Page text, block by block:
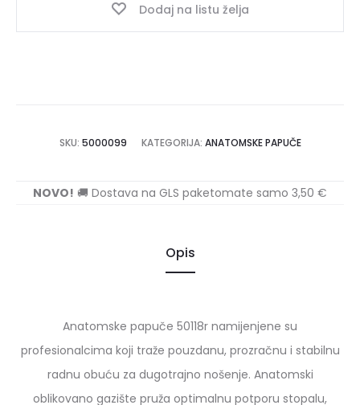
Dodaj na listu želja
SKU: 5000099 KATEGORIJA: ANATOMSKE PAPUČE
NOVO! 🚚 Dostava na GLS paketomate samo 3,50 €
Opis
Anatomske papuče 50118r namijenjene su
profesionalcima koji traže pouzdanu, prozračnu i stabilnu
radnu obuću za dugotrajno nošenje. Anatomski
oblikovano gazište pruža optimalnu potporu stopalu,